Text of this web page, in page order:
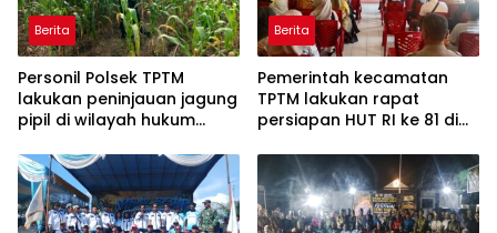
Berita
Personil Polsek TPTM
lakukan peninjauan jagung
pipil di wilayah hukum
Berita
Pemerintah kecamatan
TPTM lakukan rapat
persiapan HUT RI ke 81 di